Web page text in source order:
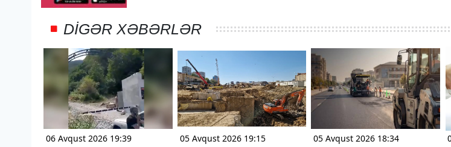
DIGƏR XƏBƏRLƏR
06 Avqust 2026 19:39
05 Avqust 2026 19:15
05 Avqust 2026 18:34